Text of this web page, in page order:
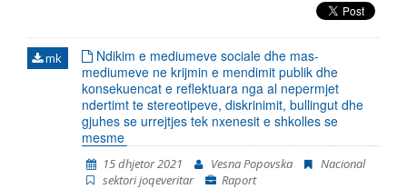
mëparshme mbulojnë periudhat në vijim: tetor 2014 –
korrik 2015, korrik 2015 – prill 2016, maj 2016 – janar
dhe prill 2020 – shtator 2021.
mk
Ndikim e mediumeve sociale dhe mas-
mediumeve ne krijmin e mendimit publik dhe
konsekuencat e reflektuara nga al nepermjet
ndertimt te stereotipeve, diskrinimit, bullingut dhe
gjuhes se urrejtjes tek nxenesit e shkolles se
mesme
15 dhjetor 2021 Vesna Popovska
Nacional
sektori joqeveritar
Raport